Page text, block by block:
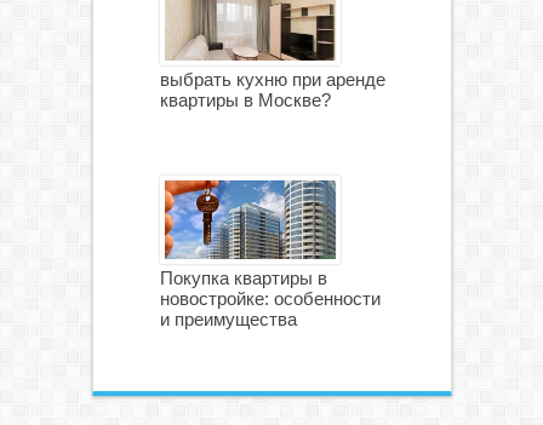
выбрать кухню при аренде
квартиры в Москве?
Покупка квартиры в
новостройке: особенности
и преимущества